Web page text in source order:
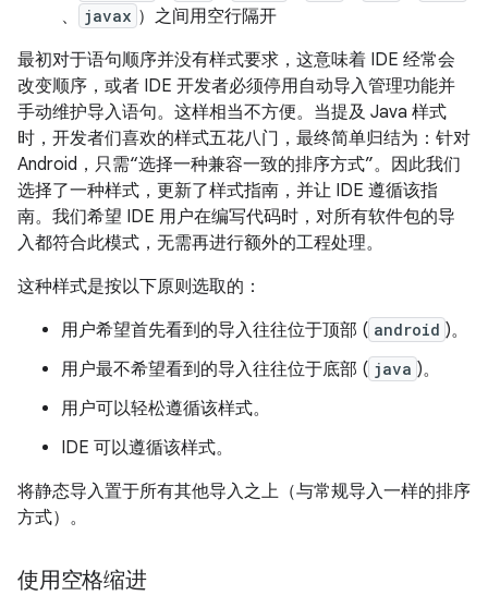
、 javax ）之间用空行隔开
最初对于语句顺序并没有样式要求，这意味着 IDE 经常会
改变顺序，或者 IDE 开发者必须停用自动导入管理功能并
手动维护导入语句。这样相当不方便。当提及 Java 样式
时，开发者们喜欢的样式五花八门，最终简单归结为：针对
Android，只需“选择一种兼容一致的排序方式”。因此我们
选择了一种样式，更新了样式指南，并让 IDE 遵循该指
南。我们希望 IDE 用户在编写代码时，对所有软件包的导
入都符合此模式，无需再进行额外的工程处理。
这种样式是按以下原则选取的：
用户希望首先看到的导入往往位于顶部 ( android )。
用户最不希望看到的导入往往位于底部 ( java )。
用户可以轻松遵循该样式。
IDE 可以遵循该样式。
将静态导入置于所有其他导入之上（与常规导入一样的排序
方式）。
使用空格缩进